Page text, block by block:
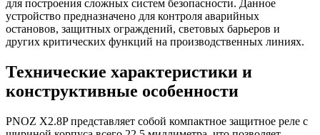
для построения сложных систем безопасности. Данное
устройство предназначено для контроля аварийных
остановов, защитных ограждений, световых барьеров и
других критических функций на производственных линиях.
Технические характеристики и
конструктивные особенности
PNOZ X2.8P представляет собой компактное защитное реле с